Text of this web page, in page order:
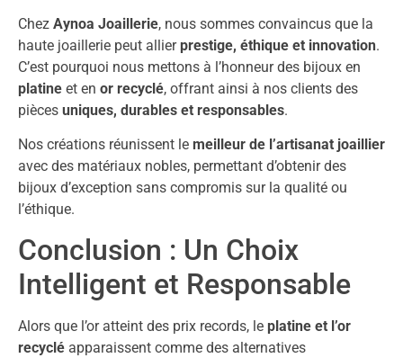
Chez Aynoa Joaillerie, nous sommes convaincus que la
haute joaillerie peut allierprestige, éthique et innovation.
C’est pourquoi nous mettons à l’honneur des bijoux en
platine et en or recyclé, offrant ainsi à nos clients des
pièces uniques, durables et responsables.
Nos créations réunissent le meilleur de l’artisanat joaillier
avec des matériaux nobles, permettant d’obtenir des
bijoux d’exception sans compromis sur la qualité ou
l’éthique.
Conclusion : Un Choix
Intelligent et Responsable
Alors que l’or atteint des prix records, le platine et l’or
recyclé apparaissent comme des alternatives